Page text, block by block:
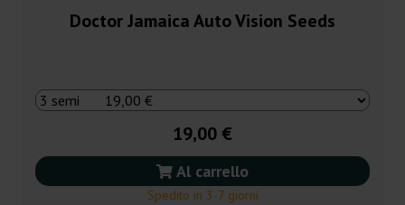
Doctor Jamaica Auto Vision Seeds
19,00 €
Al carrello
Spedito in 3-7 giorni